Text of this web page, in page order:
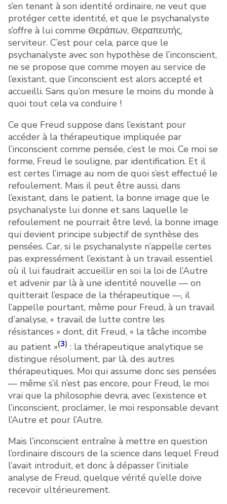
s’en tenant à son identité ordinaire, ne veut que
protéger cette identité, et que le psychanalyste
s’offre à lui comme Θεράπων, Θεραπευτής,
serviteur. C’est pour cela, parce que le
psychanalyste avec son hypothèse de l’inconscient,
ne se propose que comme moyen au service de
l’existant, que l’inconscient est alors accepté et
accueilli. Sans qu’on mesure le moins du monde à
quoi tout cela va conduire !
Ce que Freud suppose dans l’existant pour
accéder à la thérapeutique impliquée par
l’inconscient comme pensée, c’est le moi. Ce moi se
forme, Freud le souligne, par identification. Et il
est certes l’image au nom de quoi s’est effectué le
refoulement. Mais il peut être aussi, dans
l’existant, dans le patient, la bonne image que le
psychanalyste lui donne et sans laquelle le
refoulement ne pourrait être levé, la bonne image
qui devient principe subjectif de synthèse des
pensées. Car, si le psychanalyste n’appelle certes
pas expressément l’existant à un travail essentiel
où il lui faudrait accueillir en soi la loi de l’Autre
et advenir par là à une identité nouvelle — on
quitterait l’espace de la thérapeutique —, il
l’appelle pourtant, même pour Freud, à un travail
d’analyse, « travail de lutte contre les
résistances » dont, dit Freud, « la tâche incombe
au patient »(3) : la thérapeutique analytique se
distingue résolument, par là, des autres
thérapeutiques. Moi qui assume donc ses pensées
— même s’il n’est pas encore, pour Freud, le moi
vrai que la philosophie devra, avec l’existence et
l’inconscient, proclamer, le moi responsable devant
l’Autre et pour l’Autre.
Mais l’inconscient entraîne à mettre en question
l’ordinaire discours de la science dans lequel Freud
l’avait introduit, et donc à dépasser l’initiale
analyse de Freud, quelque vérité qu’elle doive
recevoir ultérieurement.